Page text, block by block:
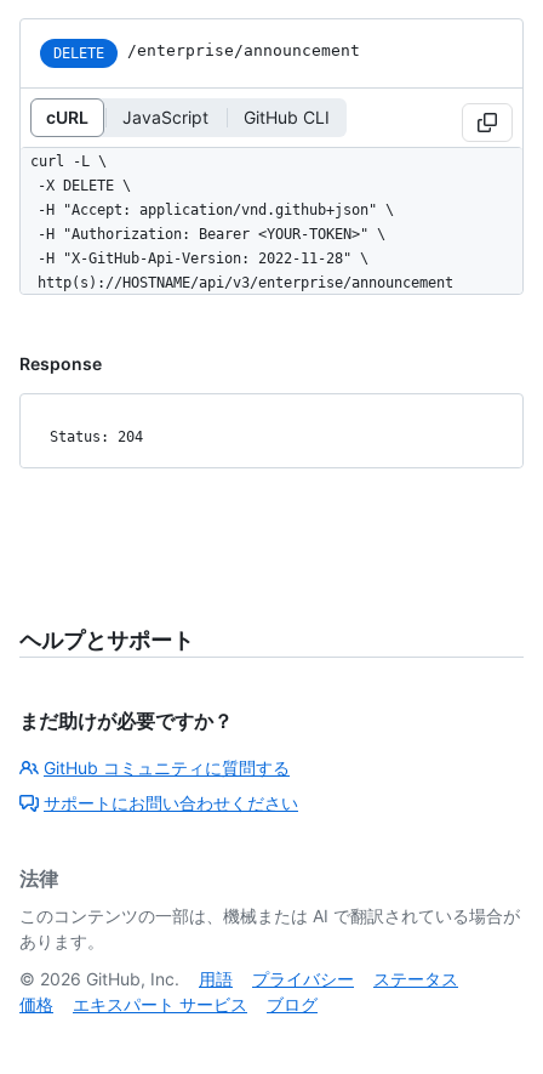
DELETE /enterprise/announcement
cURL JavaScript GitHub CLI
curl -L \
  http(s)://HOSTNAME/api/v3/enterprise/announcement
Response
Status: 204
ヘルプとサポート
まだ助けが必要ですか？
GitHub コミュニティに質問する
サポートにお問い合わせください
法律
このコンテンツの一部は、機械または AI で翻訳されている場合が
あります。
© 2026 GitHub, Inc. 用語 プライバシー
ステータス
価格
エキスパート サービス ブログ